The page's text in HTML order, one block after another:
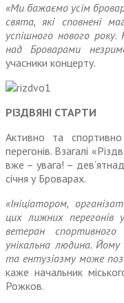
«Ми бажаємо усім
свята, які сповнені
успішного нового
над Броварами
учасники концерту.
РІЗДВЯНІ СТАРТИ
Активно та
перегонів. Взагалі
вже – увага! –
січня у Броварах.
«Ініціатором,
цих лижних перегонів
ветеран
унікальна людина.
та ентузіазму може
каже начальник
Рожков.